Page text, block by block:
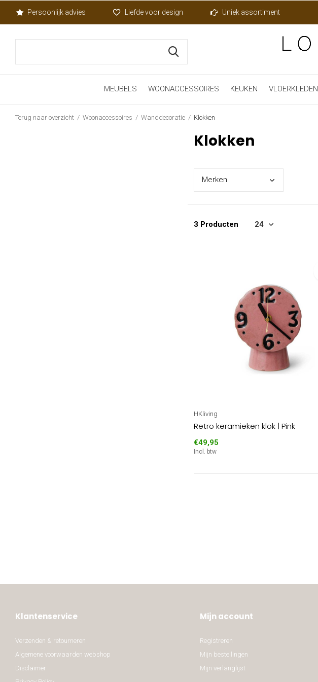
MEUBELS WOONACCESSOIRES KEUKEN VLOERKLEDEN
Persoonlijk advies Liefde voor design Uniek assortiment
Terug naar overzicht Woonaccessoires Wanddecoratie Klokken
Klokken
Merken
3 Producten
HKliving
Retro keramieken klok | Pink
€49,95
Incl. btw
Klantenservice
Verzenden & retourneren
Algemene voorwaarden webshop
Disclaimer
Mijn account
Registreren
Mijn bestellingen
Mijn verlanglijst